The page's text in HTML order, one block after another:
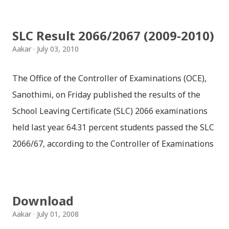
SLC Result 2066/2067 (2009-2010)
Aakar July 03, 2010
The Office of the Controller of Examinations (OCE),
Sanothimi, on Friday published the results of the
School Leaving Certificate (SLC) 2066 examinations
held last year. 64.31 percent students passed the SLC
2066/67, according to the Controller of Examinations
Congratulations to all, who passed SLC this year. And
Download
Aakar July 01, 2008